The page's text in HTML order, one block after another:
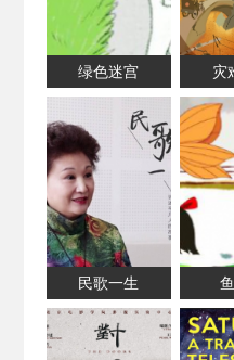
绿色迷宫 灾
民歌一生